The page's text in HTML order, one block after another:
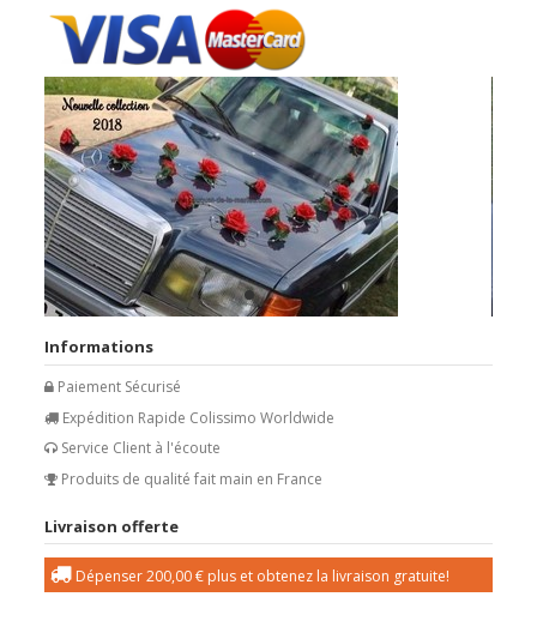
Informations
Paiement Sécurisé
Expédition Rapide Colissimo Worldwide
Service Client à l'écoute
Produits de qualité fait main en France
Livraison offerte
Dépenser200,00 € plus et obtenez la livraison gratuite!